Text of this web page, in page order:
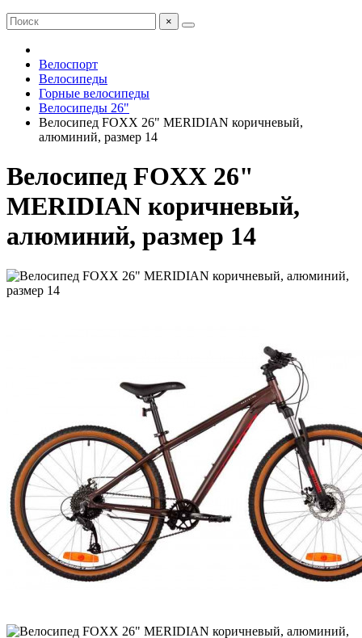
×
Велоспорт
Велосипеды
Горные велосипеды
Велосипеды 26"
Велосипед FOXX 26" MERIDIAN коричневый,
алюминий, размер 14
Велосипед FOXX 26"
MERIDIAN коричневый,
алюминий, размер 14